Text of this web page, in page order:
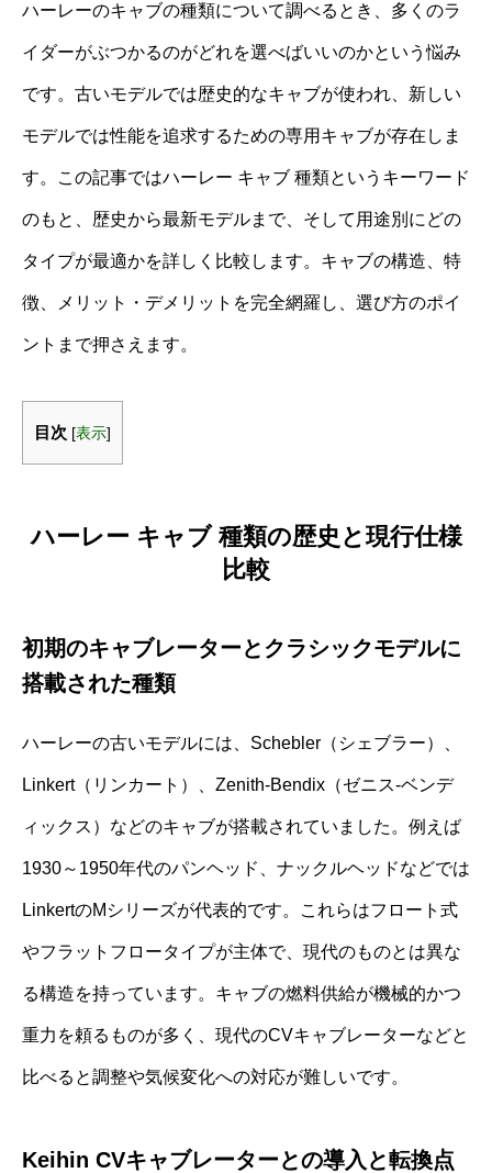
ハーレーのキャブの種類について調べるとき、多くのラ
イダーがぶつかるのがどれを選べばいいのかという悩み
です。古いモデルでは歴史的なキャブが使われ、新しい
モデルでは性能を追求するための専用キャブが存在しま
す。この記事ではハーレー キャブ 種類というキーワード
のもと、歴史から最新モデルまで、そして用途別にどの
タイプが最適かを詳しく比較します。キャブの構造、特
徴、メリット・デメリットを完全網羅し、選び方のポイ
ントまで押さえます。
目次 [表示]
ハーレー キャブ 種類の歴史と現行仕様
比較
初期のキャブレーターとクラシックモデルに
搭載された種類
ハーレーの古いモデルには、Schebler（シェブラー）、
Linkert（リンカート）、Zenith-Bendix（ゼニス-ベンデ
ィックス）などのキャブが搭載されていました。例えば
1930～1950年代のパンヘッド、ナックルヘッドなどでは
LinkertのMシリーズが代表的です。これらはフロート式
やフラットフロータイプが主体で、現代のものとは異な
る構造を持っています。キャブの燃料供給が機械的かつ
重力を頼るものが多く、現代のCVキャブレーターなどと
比べると調整や気候変化への対応が難しいです。
Keihin CVキャブレーターとの導入と転換点